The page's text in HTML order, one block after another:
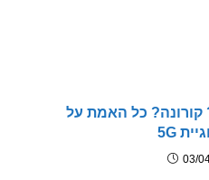
כל האמת על